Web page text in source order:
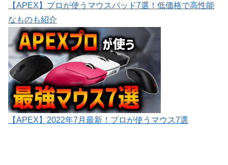
【APEX】プロが使うマウスパッド7選！低価格で高性能
なものも紹介
【APEX】2022年7月最新！プロが使うマウス7選